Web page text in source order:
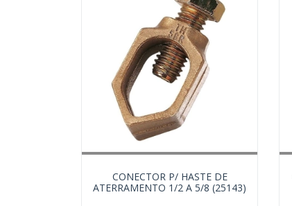
CONECTOR P/ HASTE DE
ATERRAMENTO 1/2 A 5/8 (25143)